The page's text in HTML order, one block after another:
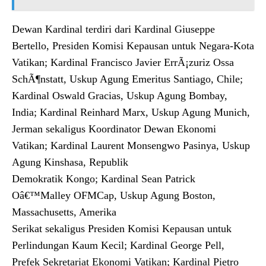
Dewan Kardinal terdiri dari Kardinal Giuseppe
Bertello, Presiden Komisi Kepausan untuk Negara-Kota
Vatikan; Kardinal Francisco Javier ErrÃ¡zuriz Ossa
SchÃ¶nstatt, Uskup Agung Emeritus Santiago, Chile;
Kardinal Oswald Gracias, Uskup Agung Bombay,
India; Kardinal Reinhard Marx, Uskup Agung Munich,
Jerman sekaligus Koordinator Dewan Ekonomi
Vatikan; Kardinal Laurent Monsengwo Pasinya, Uskup
Agung Kinshasa, Republik
Demokratik Kongo; Kardinal Sean Patrick
Oâ€™Malley OFMCap, Uskup Agung Boston,
Massachusetts, Amerika
Serikat sekaligus Presiden Komisi Kepausan untuk
Perlindungan Kaum Kecil; Kardinal George Pell,
Prefek Sekretariat Ekonomi Vatikan; Kardinal Pietro